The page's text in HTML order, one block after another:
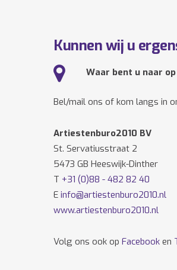
Kunnen wij u
Waar bent u naar
Bel/mail ons of kom langs in
Artiestenburo2010 BV
St. Servatiusstraat 2
5473 GB Heeswijk-Dinther
T +31 (0)88 - 482 82 40
E info@artiestenburo2010.nl
www.artiestenburo2010.nl
Volg ons ook op Facebook en